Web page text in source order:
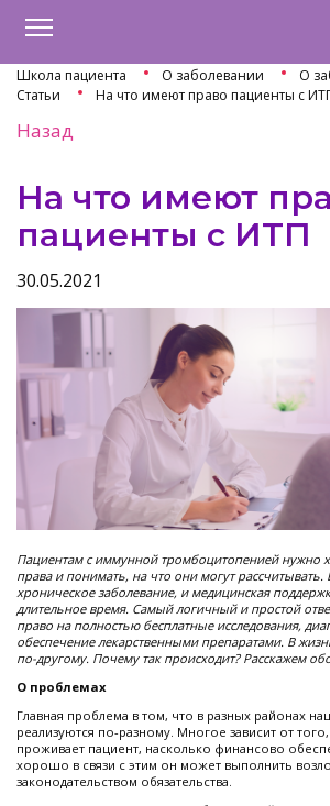
Школа пациента О заболевании
О
Статьи
На что имеют право пациенты с
Назад
На что имеют
пациенты с ИТП
30.05.2021
Пациентам с иммунной тромбоцитопенией нужно
права и понимать, на что они могут
хроническое заболевание, и медицинская
длительное время. Самый логичный и простой
право на полностью бесплатные исследования,
обеспечение лекарственными препаратами. В
по-другому. Почему так происходит? Расскажем
О проблемах
Главная проблема в том, что в разных районах
реализуются по-разному. Многое зависит от
проживает пациент, насколько финансово
хорошо в связи с этим он может выполнить
законодательством обязательства.